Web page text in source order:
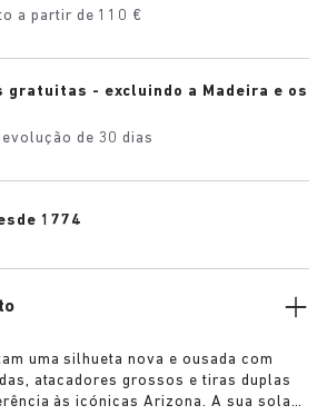
a partir de 110 €
gratuitas - excluindo a Madeira e os
de 30 dias
1774
uma silhueta nova e ousada com
atacadores grossos e tiras duplas
às icónicas Arizona. A sua sola